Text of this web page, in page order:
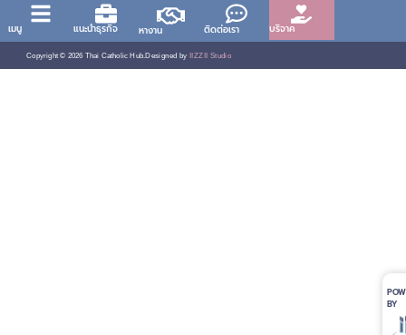
เมนู แนะนำธุรกิจ หางาน ติดต่อเรา บริจาค
Copyright © 2026 Thai Catholic Hub. Designed by IIZZII Studio
BY